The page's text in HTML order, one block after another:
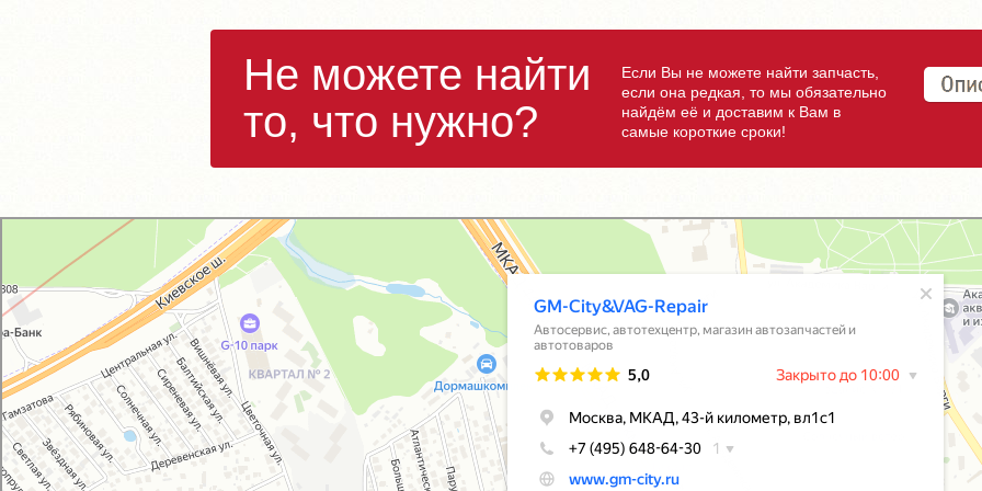
Не можете найти
то, что нужно?
Если Вы не можете найти запчасть,
если она редкая, то мы обязательно
найдём её и доставим к Вам в
самые короткие сроки!
GM-City&VAG-Repair
Автосервис, автотехцентр в Москве
Магазин автозапчастей и автотоваров в Москве